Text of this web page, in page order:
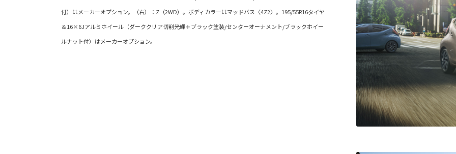
付）はメーカーオプション。（右）：Z（2WD）。ボディカラーはマッドバス〈4Z2〉。195/55R16タイヤ
＆16×6Jアルミホイール（ダーククリア切削光輝＋ブラック塗装/センターオーナメント/ブラックホイー
ルナット付）はメーカーオプション。